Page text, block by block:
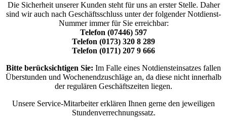
Die Sicherheit unserer Kunden steht für uns an erster Stelle. Daher
sind wir auch nach Geschäftsschluss unter der folgender Notdienst-
Nummer immer für Sie erreichbar:
Telefon (07446) 597
Telefon (0173) 320 8 289
Telefon (0171) 207 9 666
Bitte berücksichtigen Sie: Im Falle eines Notdiensteinsatzes fallen
Überstunden und Wochenendzuschläge an, da diese nicht innerhalb
der regulären Geschäftszeiten liegen.
Unsere Service-Mitarbeiter erklären Ihnen gerne den jeweiligen
Stundenverrechnungssatz.